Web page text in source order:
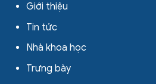
Giới thiệu
Tin tức
Nhà khoa học
Trưng bày